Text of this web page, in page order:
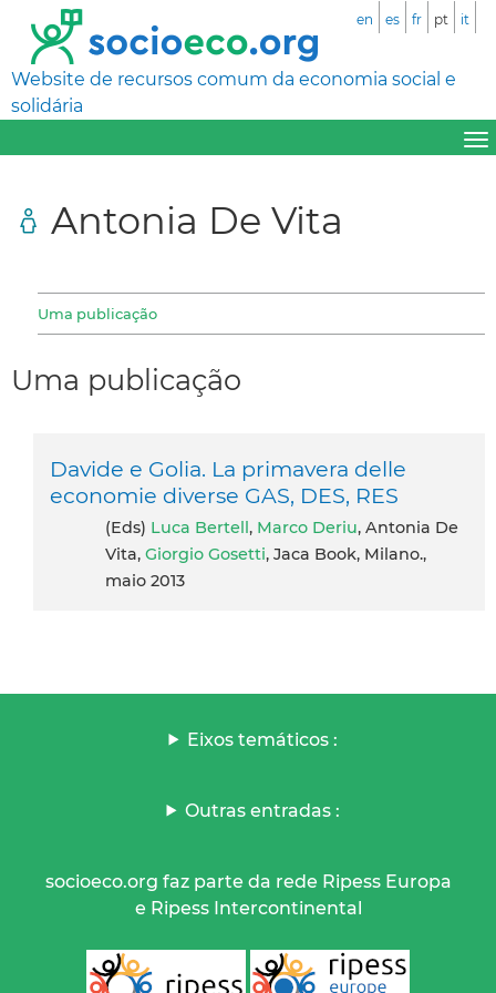
Website de recursos comum da economia social e
solidária
en es fr pt it
Antonia De Vita
Uma publicação
Uma publicação
Davide e Golia. La primavera delle
economie diverse GAS, DES, RES
(eds) Luca Bertell, Marco Deriu, Antonia De
Vita, Giorgio Gosetti, Jaca Book, Milano.,
maio 2013
Eixos temáticos :
Outras entradas :
socioeco.org faz parte da rede Ripess Europa
e Ripess Intercontinental